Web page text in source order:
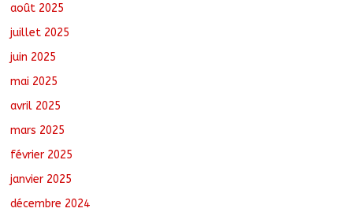
août 2025
juillet 2025
juin 2025
mai 2025
avril 2025
mars 2025
février 2025
janvier 2025
décembre 2024